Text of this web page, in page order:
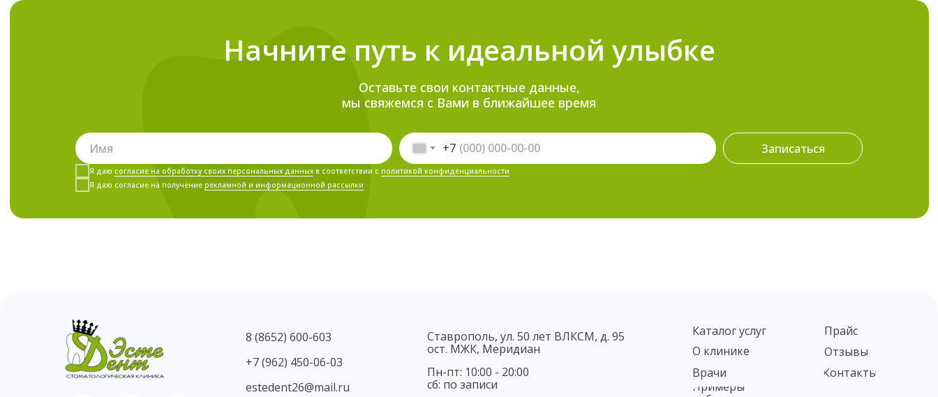
Начните путь к идеальной улыбке
Оставьте свои контактные данные,
мы свяжемся с Вами в ближайшее время
+7
Я даю согласие на обработку своих персональных данных в соответствии с политикой конфиденциальности
Я даю согласие на получение рекламной и информационной рассылки
Записаться
Ставрополь, ул. 50 лет ВЛКСМ, д. 95
ост. МЖК, Меридиан
Пн-пт: 10:00 - 20:00
сб: по записи
8 (8652) 600-603
+7 (962) 450-06-03
estedent26@mail.ru
О клинике
Каталог услуг
Врачи
Примеры
Прайс
Контакты
Отзывы